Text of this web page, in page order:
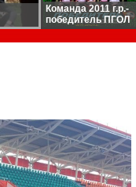
Команда 2011 г.р.-
победитель ПГОЛ